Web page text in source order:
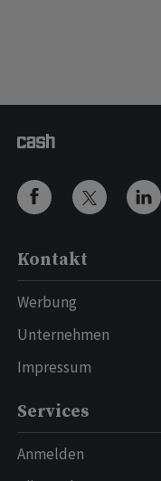
Kontakt
Werbung
Unternehmen
Impressum
Services
Anmelden